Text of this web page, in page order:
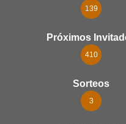
139
Próximos
410
Sorteos
3